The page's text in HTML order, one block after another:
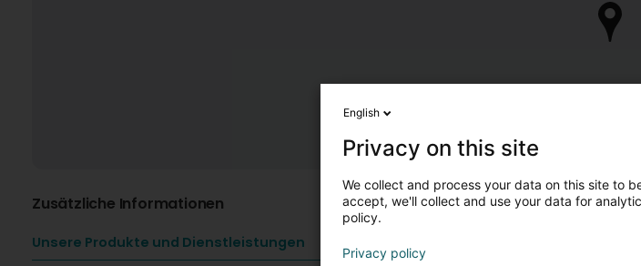
Zusätzliche Informationen
Unsere Produkte und Dienstleistungen
English
Privacy on this site
We collect and process your data on this site to
accept, we'll collect and use your data for
policy.
Privacy policy